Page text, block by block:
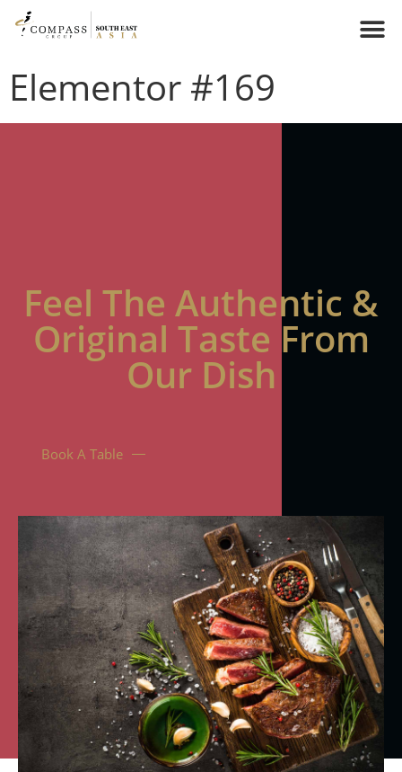
Elementor #169
Feel The Authentic &
Original Taste From
Our Dish
Book A Table